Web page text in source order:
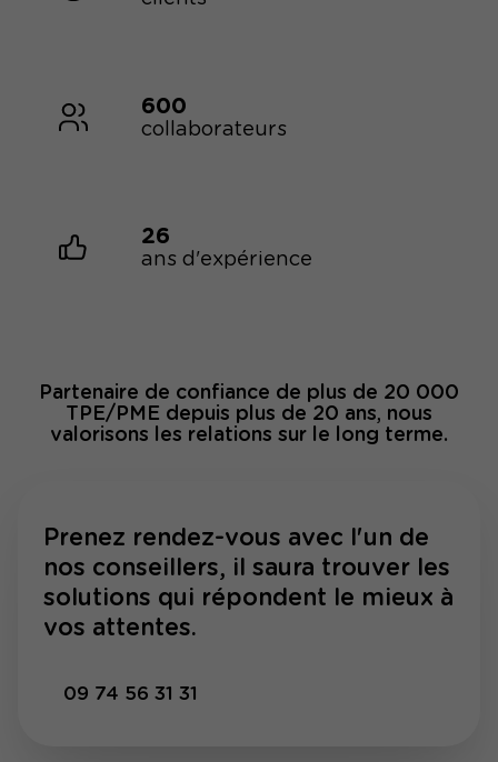
600
collaborateurs
26
ans d'expérience
Partenaire de confiance de plus de 20 000
TPE/PME depuis plus de 20 ans, nous
valorisons les relations sur le long terme.
Prenez rendez-vous avec l'un de
nos conseillers, il saura trouver les
solutions qui répondent le mieux à
vos attentes.
09 74 56 31 31